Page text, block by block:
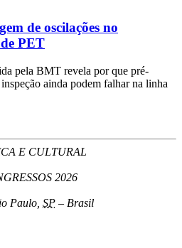
de oscilações no
PET
pela BMT revela por que pré-
ainda podem falhar na linha
E CULTURAL
2026
Paulo SP – Brasil